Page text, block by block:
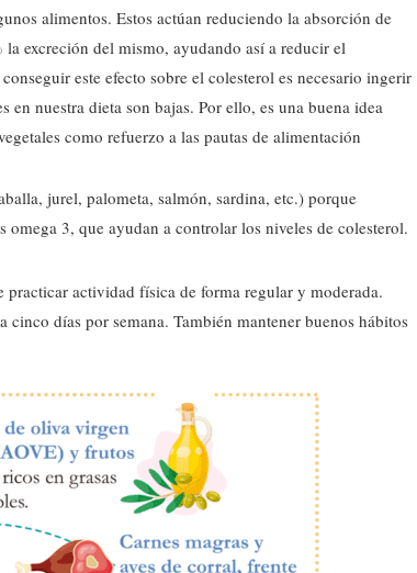
alimentos. Estos actúan reduciendo la absorción de
excreción del mismo, ayudando así a reducir el
este efecto sobre el colesterol es necesario ingerir
en nuestra dieta son bajas. Por ello, es una buena idea
como refuerzo a las pautas de alimentación
jurel, palometa, salmón, sardina, etc.) porque
3, que ayudan a controlar los niveles de colesterol.
practicar actividad física de forma regular y moderada.
días por semana. También mantener buenos hábitos